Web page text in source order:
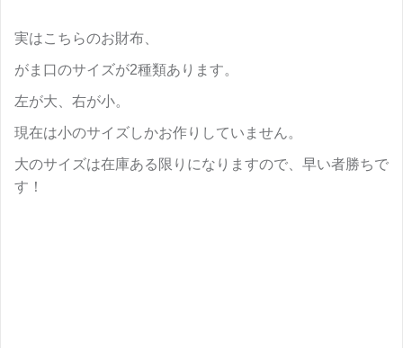
実はこちらのお財布、
がま口のサイズが2種類あります。
左が大、右が小。
現在は小のサイズしかお作りしていません。
大のサイズは在庫ある限りになりますので、早い者勝ちで
す！